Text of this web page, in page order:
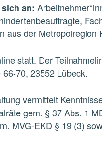
an:
ausder Metropolregion
statt. Der
66-70, 23552 Lübeck.
vermittelt
gem. § 37 Abs. 1
MVG-EKD § 19 (3)